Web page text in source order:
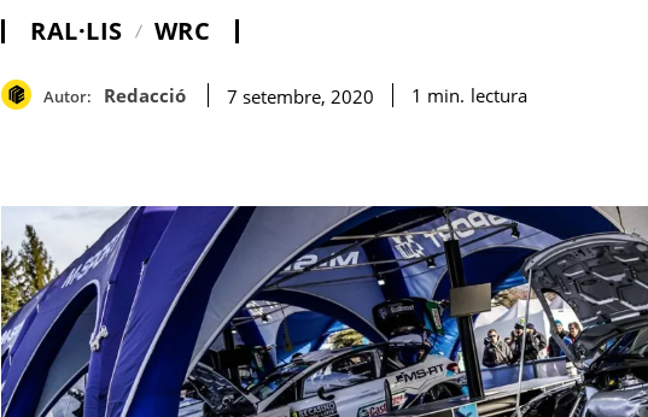
RAL·LIS WRC
Autor: Redacció 7 setembre, 2020 1 min. lectura